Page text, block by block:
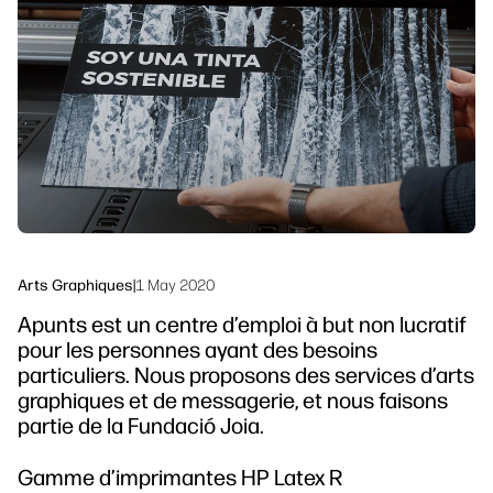
Solutions de flux de travail
Dévelopement durable
Arts Graphiques|1 May 2020
Apunts est un centre d’emploi à but non lucratif
pour les personnes ayant des besoins
particuliers. Nous proposons des services d’arts
graphiques et de messagerie, et nous faisons
partie de la Fundació Joia.
Gamme d’imprimantes HP Latex R